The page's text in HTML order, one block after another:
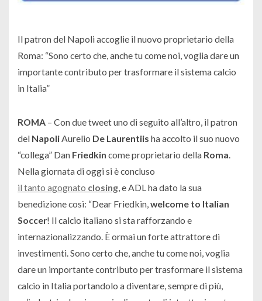
Il patron del Napoli accoglie il nuovo proprietario della
Roma: “Sono certo che, anche tu come noi, voglia dare un
importante contributo per trasformare il sistema calcio
in Italia”
ROMA – Con due tweet uno di seguito all’altro, il patron
del Napoli Aurelio De Laurentiis ha accolto il suo nuovo
“collega” Dan Friedkin come proprietario della Roma
Nella giornata di oggi si è concluso
il tanto agognato closing , e ADL ha dato la sua
benedizione così: “Dear Friedkin, welcome to Italian
Soccer! Il calcio italiano si sta rafforzando e
internazionalizzando. È ormai un forte attrattore di
investimenti. Sono certo che, anche tu come noi, voglia
dare un importante contributo per trasformare il sistema
calcio in Italia portandolo a diventare, sempre di più,